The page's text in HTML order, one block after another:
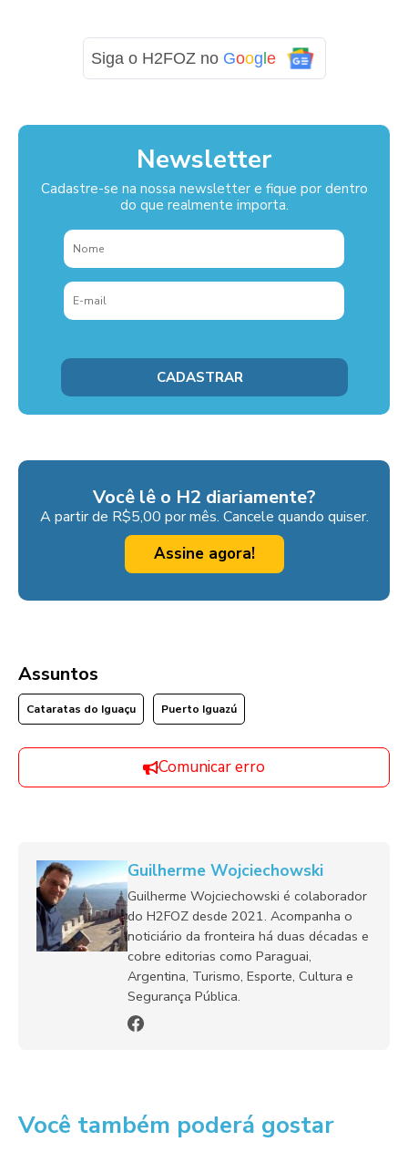
Siga o H2FOZ no Google
Newsletter
Cadastre-se na nossa newsletter e fique por dentro
do que realmente importa.
Você lê o H2 diariamente?
A partir de R$5,00 por mês. Cancele quando quiser.
Assine agora!
Assuntos
Cataratas do Iguaçu Puerto Iguazú
Comunicar erro
Guilherme Wojciechowski
Guilherme Wojciechowski é colaborador
do H2FOZ desde 2021. Acompanha o
noticiário da fronteira há duas décadas e
cobre editorias como Paraguai,
Argentina, Turismo, Esporte, Cultura e
Segurança Pública.
Você também poderá gostar